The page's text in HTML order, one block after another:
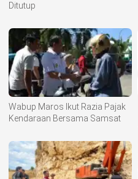
Ditutup
Wabup Maros Ikut Razia Pajak
Kendaraan Bersama Samsat